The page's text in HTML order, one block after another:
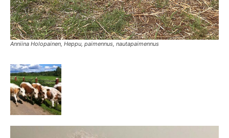
Anniina Holopainen, Heppu, paimennus, nautapaimennus